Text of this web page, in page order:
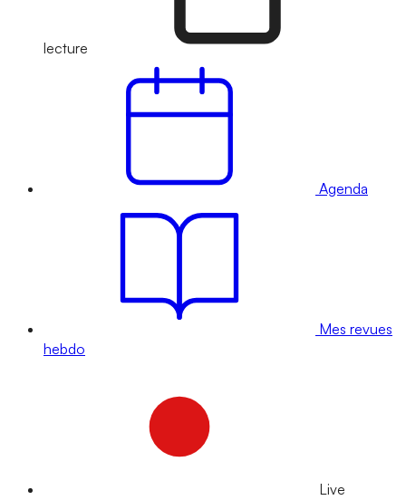
lecture
Agenda
Mes revues
hebdo
Live